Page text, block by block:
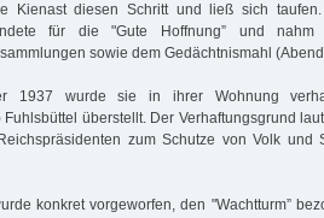
Kienast diesen Schritt und ließ sich
für die "Gute Hoffnung” und
sowie dem Gedächtnismahl
1937 wurde sie in ihrer Wohnung
überstellt. Der Verhaftungsgrund
zum Schutze von Volk und
konkret vorgeworfen, den "Wachtturm”